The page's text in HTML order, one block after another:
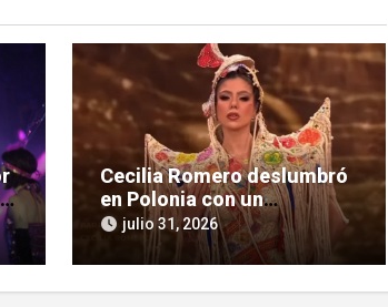
Cecilia Romero deslumbró
en Polonia con un
imponente homenaje a la
cultura guaraní
julio 31, 2026